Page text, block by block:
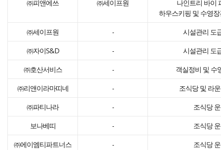
㈜피앤에쓰 ㈜세이프원
나인트리 바이
하우스키핑 및 수영
㈜세이프원
-
시설관리 도
㈜자이S&D
-
시설관리 도
㈜호산서비스
-
객실정비 및 수
㈜리앤이라마띠네
-
조식당 및 라
㈜파티나라
-
조식당
보나베띠
-
조식당
㈜에이엠티파트너스
-
조식당